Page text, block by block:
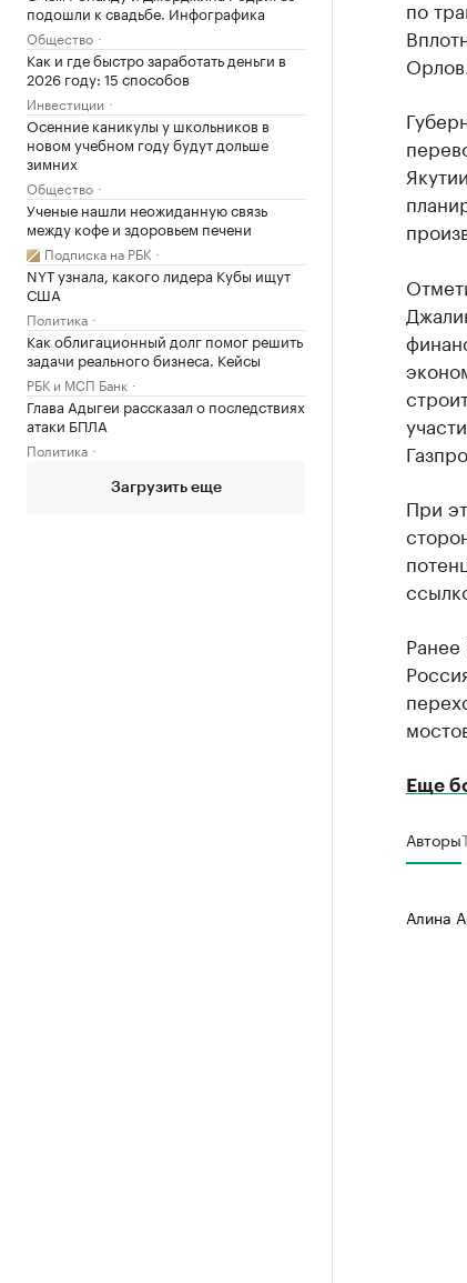
подошли к свадьбе. Инфографика
Общество
Как и где быстро заработать деньги в
2026 году: 15 способов
Инвестиции
Осенние каникулы у школьников в
новом учебном году будут дольше
зимних
Общество
Ученые нашли неожиданную связь
между кофе и здоровьем печени
Подписка на РБК
NYT узнала, какого лидера Кубы ищут
США
Политика
Как облигационный долг помог решить
задачи реального бизнеса. Кейсы
РБК и МСП Банк
Глава Адыгеи рассказал о последствиях
атаки БПЛА
Политика
Загрузить еще
по
Орлов.
При
Еще
Авторы
Алина